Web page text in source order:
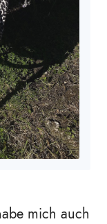
mich auch